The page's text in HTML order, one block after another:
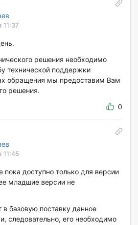
11:37
решения необходимо
технической поддержки
обращения мы предоставим Вам
решения.
0
11:45
пока доступно только для версии
младшие версии не
базовую поставку данное
следовательно, его необходимо